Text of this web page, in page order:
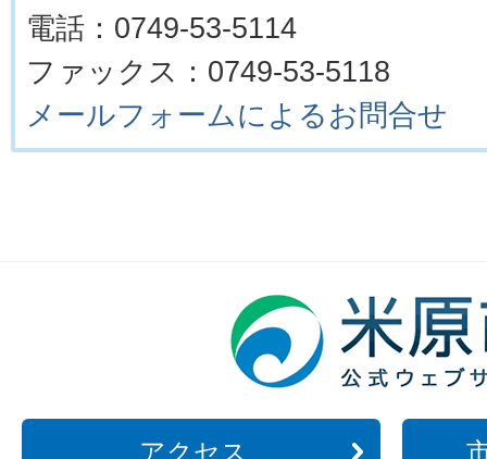
電話：0749-53-5114
ファックス：0749-53-5118
メールフォームによるお問合せ
アクセス